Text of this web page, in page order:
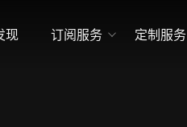
现 订阅服务 定制服务